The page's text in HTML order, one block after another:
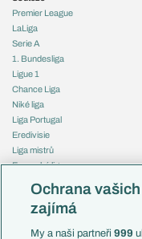
Premier League
LaLiga
Serie A
1. Bundesliga
Ligue 1
Chance Liga
Niké liga
Liga Portugal
Eredivisie
Liga mistrů
Evropská liga
Mistrovství světa
Liga národů
Ochrana
zajímá
My a naši partneři999